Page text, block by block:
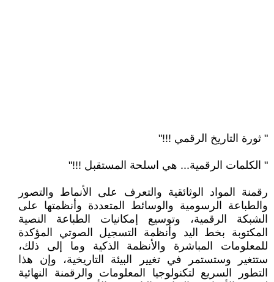
" ثورة التاريخ الرقمي !!!"
" الكلمات الرقمية... هي اسلحة المستقبل !!!"
رقمنة المواد الوثائقية والتعرف على الأنماط والتصور
والطباعة الرسومية والوسائط المتعددة وأنظمتها على
الشبكة الرقمية، وتوسيع إمكانيات الطباعة النصية
المكتوبة بخط اليد وأنظمة التسجيل الصوتي المؤكدة
للمعلومات المباشرة والأنظمة الذكية وما إلى ذلك،
ستتغير وستستمر في تغيير البيئة التاريخية، وإن هذا
التطور السريع لتكنولوجيا المعلومات والرقمنة النهائية